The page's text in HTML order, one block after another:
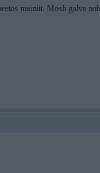
mainiit. Mosh galva